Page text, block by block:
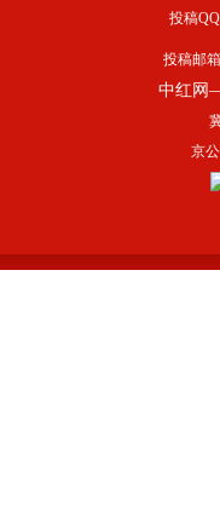
投稿
投稿邮
中红网
京